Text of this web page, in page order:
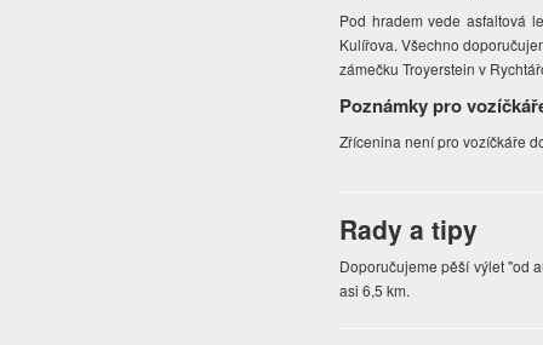
Pod hradem vede asfaltová
Kulířova. Všechno
zámečku Troyerstein v
Poznámky pro
Zřícenina není pro vozíčkáře
Rady a tipy
Doporučujeme pěší výlet "od
asi 6,5 km.